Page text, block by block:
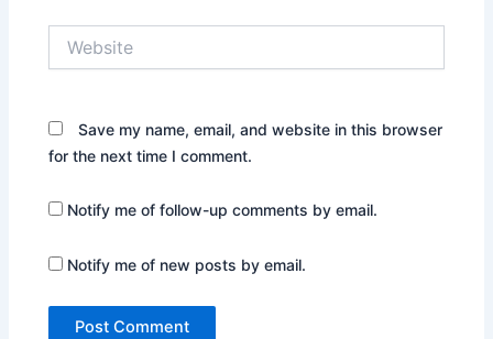
Save my name, email, and website in this browser
for the next time I comment.
Notify me of follow-up comments by email.
Notify me of new posts by email.